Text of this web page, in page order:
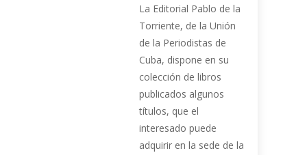
La Editorial Pablo de la
Torriente, de la Unión
de la Periodistas de
Cuba, dispone en su
colección de libros
publicados algunos
títulos, que el
interesado puede
adquirir en la sede de la